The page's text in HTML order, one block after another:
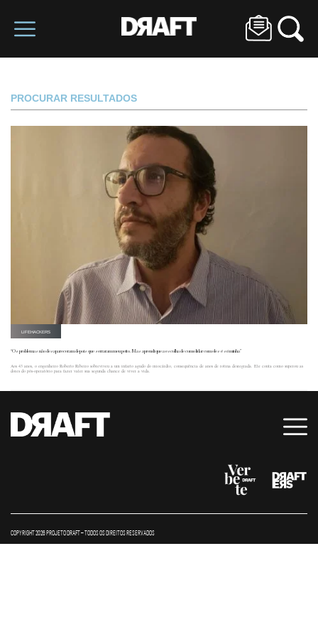
PROCURAR RESULTADOS
LIFEHACKERS
“Os problemas não desapareceram depois que serraram meu peito. Mas aprendi que a escolha de como lidar com eles é só minha”
Aos 43 anos, o engenheiro Roberto Ribeiro sobreviveu a um infarto agudo do miocárdio, consequência de anos de rotina desregrada. Ele conta como superou as
dores do pós-operatório para fazer valer sua segunda chance de viver a vida.
COPYRIGHT 2026 PROJETO DRAFT – TODOS OS DIREITOS RESERVADOS